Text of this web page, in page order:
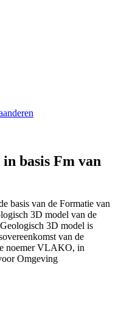
basis Fm van
basis van de Formatie van
3D model van de
3D model is
van de
noemer VLAKO, in
Omgeving